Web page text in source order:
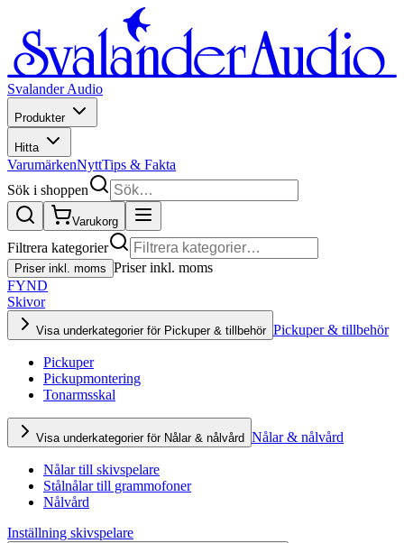
Svalander Audio
Produkter
Hitta
VarumärkenNyttTips & Fakta
Sök i shoppen
Varukorg
Filtrera kategorier
Priser inkl. moms Priser inkl. moms
FYND
Skivor
Visa underkategorier för Pickuper & tillbehör Pickuper & tillbehör
Pickuper
Pickupmontering
Tonarmsskal
Visa underkategorier för Nålar & nålvård Nålar & nålvård
Nålar till skivspelare
Stålnålar till grammofoner
Nålvård
Inställning skivspelare